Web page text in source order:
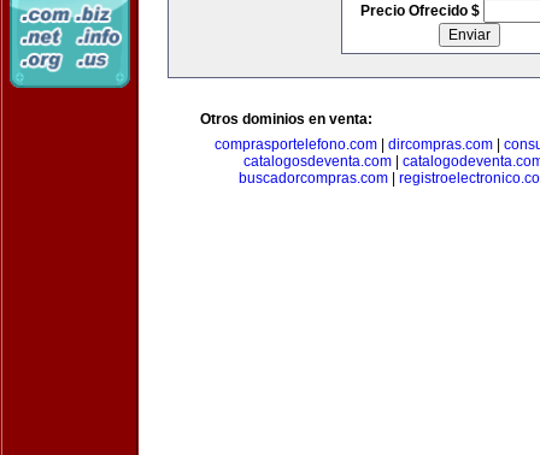
Precio Ofrecido $
Otros dominios en venta:
comprasportelefono.com
dircompras.com
catalogosdeventa.com
buscadorcompras.com